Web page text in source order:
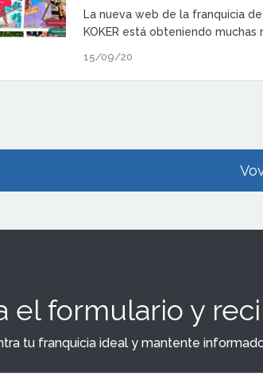
La nueva web de la franquicia
KOKER está obteniendo muchas
15/09/20
el formulario y
tu franquicia ideal y mantente